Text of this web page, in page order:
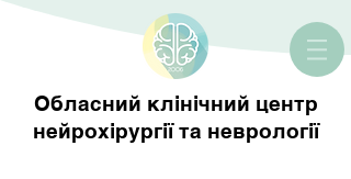
Обласний клінічний центр
нейрохірургії та неврології